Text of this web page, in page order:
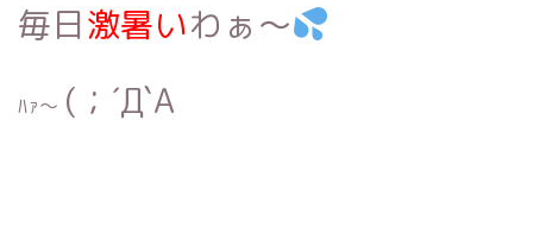
毎日激暑いわぁ〜
ﾊｧ〜 (；´Д`A